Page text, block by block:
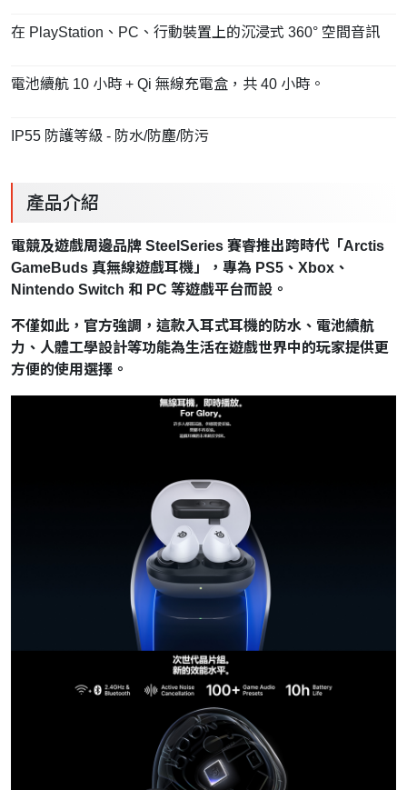
在 PlayStation、PC、行動裝置上的沉浸式 360° 空間音訊
電池續航 10 小時 + Qi 無線充電盒，共 40 小時。
IP55 防護等級 - 防水/防塵/防污
產品介紹
電競及遊戲周邊品牌 SteelSeries 賽睿推出跨時代「Arctis
GameBuds 真無線遊戲耳機」，專為 PS5、Xbox、
Nintendo Switch 和 PC 等遊戲平台而設。
不僅如此，官方強調，這款入耳式耳機的防水、電池續航
力、人體工學設計等功能為生活在遊戲世界中的玩家提供更
方便的使用選擇。